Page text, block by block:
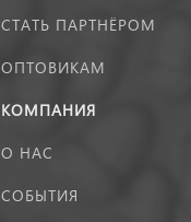
СТАТЬ ПАРТНЁРОМ
ОПТОВИКАМ
КОМПАНИЯ
О НАС
СОБЫТИЯ